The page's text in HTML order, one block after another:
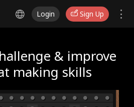
Login Sign Up
& improve
making skills